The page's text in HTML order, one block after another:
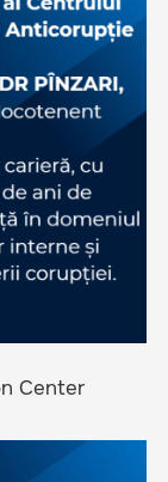
Center